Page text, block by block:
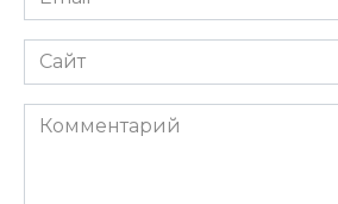
*
Сайт
Комментарий